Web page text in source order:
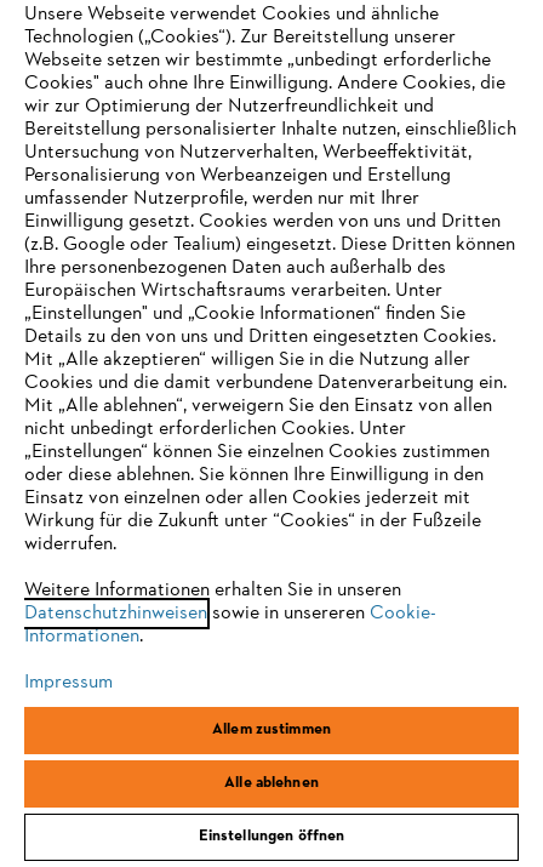
SCHUTZHANDSCHUHE ENTDECKEN
IHR BROWSER WIRD NICHT
UNTERSTÜTZT
eine optimale Nutzung unserer Seite empfehlen wir Ihnen, zu
einem der folgenden Browser zu wechseln:
Firefox Chrome
Unsere Webseite verwendet Cookies und ähnliche
Technologien („Cookies“). Zur Bereitstellung unserer
Webseite setzen wir bestimmte „unbedingt erforderliche
Cookies" auch ohne Ihre Einwilligung. Andere Cookies, die
wir zur Optimierung der Nutzerfreundlichkeit und
Bereitstellung personalisierter Inhalte nutzen, einschließlich
Untersuchung von Nutzerverhalten, Werbeeffektivität,
Personalisierung von Werbeanzeigen und Erstellung
umfassender Nutzerprofile, werden nur mit Ihrer
Einwilligung gesetzt. Cookies werden von uns und Dritten
(z.B. Google oder Tealium) eingesetzt. Diese Dritten können
Ihre personenbezogenen Daten auch außerhalb des
Europäischen Wirtschaftsraums verarbeiten. Unter
„Einstellungen" und „Cookie Informationen“ finden Sie
Details zu den von uns und Dritten eingesetzten Cookies.
Mit „Alle akzeptieren“ willigen Sie in die Nutzung aller
Cookies und die damit verbundene Datenverarbeitung ein.
Mit „Alle ablehnen“, verweigern Sie den Einsatz von allen
nicht unbedingt erforderlichen Cookies. Unter
„Einstellungen“ können Sie einzelnen Cookies zustimmen
oder diese ablehnen. Sie können Ihre Einwilligung in den
Einsatz von einzelnen oder allen Cookies jederzeit mit
Wirkung für die Zukunft unter “Cookies“ in der Fußzeile
widerrufen.
Weitere Informationen erhalten Sie in unseren
Datenschutzhinweisensowie in unsereren Cookie-
Informationen.
Impressum
Allem zustimmen
Alle ablehnen
Einstellungen öffnen